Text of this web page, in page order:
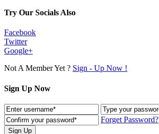
Try Our Socials Also
Facebook
Twitter
Google+
Not A Member Yet ? Sign - Up Now !
Sign Up Now
Forget Password?